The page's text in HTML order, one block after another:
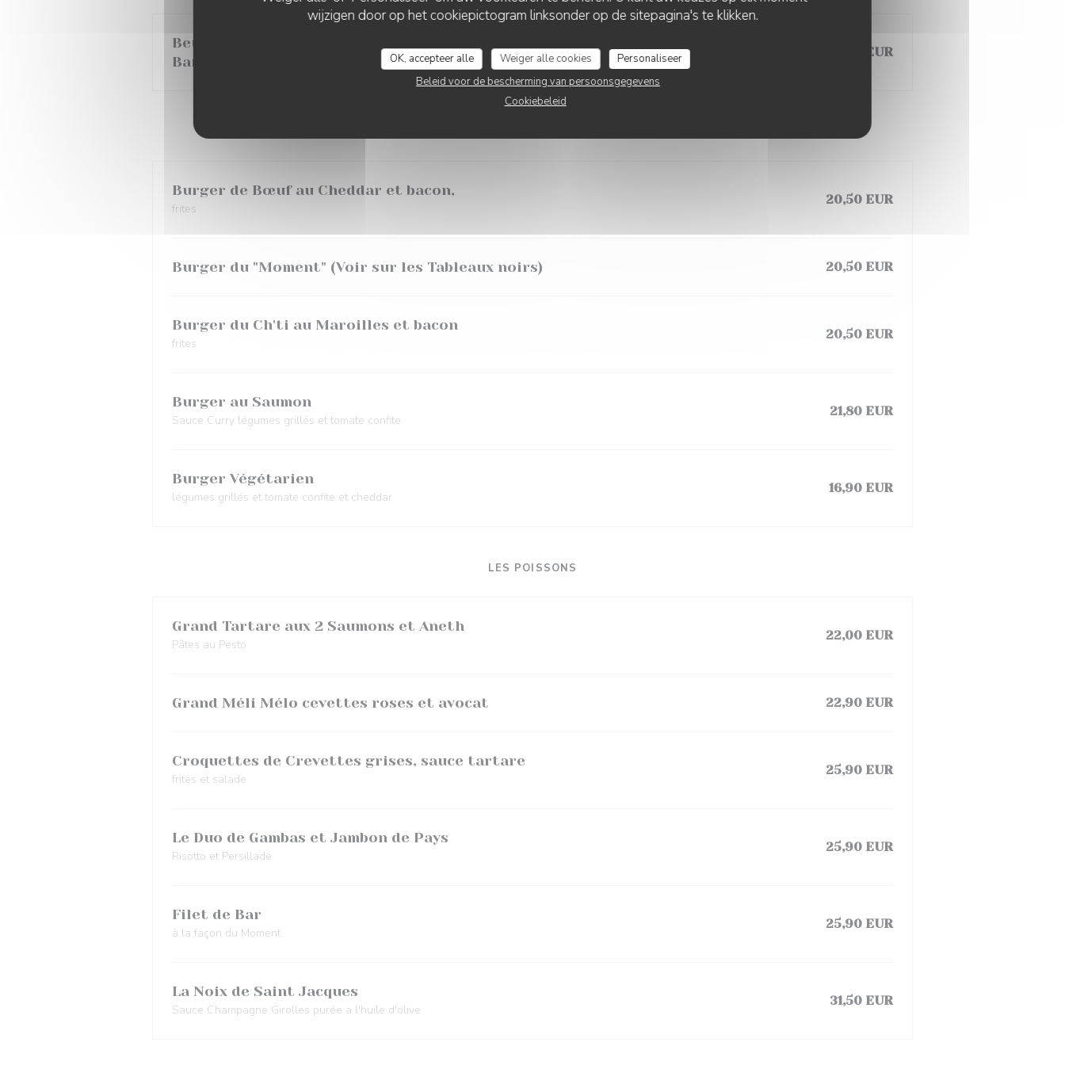
wijzigen door op het cookiepictogram linksonder op de sitepagina's te klikken.
OK, accepteer alle Weiger alle cookies
Personaliseer
Beleid voor de bescherming van persoonsgegevens
Cookiebeleid
Beurre Maître d'Hôtel, Poivre, Echalote, Maroilles, Béarnaise, Champagne , Cheddar,
Barbecue, ail frais poêlé
1,00 EUR
Burger de Bœuf au Cheddar et bacon,
frites
20,50 EUR
Burger du "Moment" (Voir sur les Tableaux noirs) 20,50 EUR
Burger du Ch'ti au Maroilles et bacon
frites
20,50 EUR
Burger au Saumon
Sauce Curry légumes grillés et tomate confite
21,80 EUR
Burger Végétarien
légumes grillés et tomate confite et cheddar
16,90 EUR
LES POISSONS
Grand Tartare aux 2 Saumons et Aneth
Pâtes au Pesto
22,00 EUR
Grand Méli Mélo cevettes roses et avocat 22,90 EUR
Croquettes de Crevettes grises, sauce tartare
frites et salade
25,90 EUR
Le Duo de Gambas et Jambon de Pays
Risotto et Persillade
25,90 EUR
Filet de Bar
à la façon du Moment
25,90 EUR
La Noix de Saint Jacques
Sauce Champagne Girolles purée a l'huile d'olive
31,50 EUR